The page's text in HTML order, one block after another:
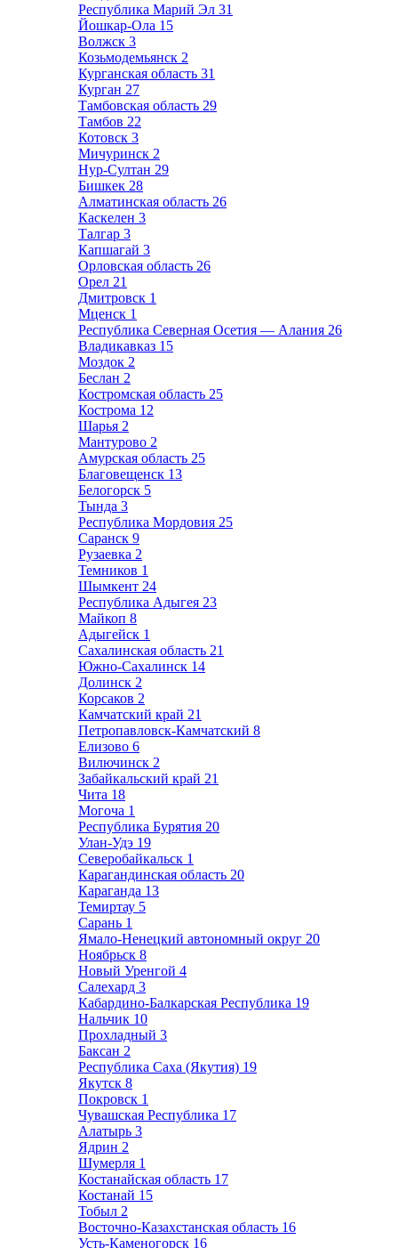
Республика Марий Эл 31
Йошкар-Ола 15
Волжск 3
Козьмодемьянск 2
Курганская область 31
Курган 27
Тамбовская область 29
Тамбов 22
Котовск 3
Мичуринск 2
Нур-Султан 29
Бишкек 28
Алматинская область 26
Каскелен 3
Талгар 3
Капшагай 3
Орловская область 26
Орел 21
Дмитровск 1
Мценск 1
Республика Северная Осетия — Алания 26
Владикавказ 15
Моздок 2
Беслан 2
Костромская область 25
Кострома 12
Шарья 2
Мантурово 2
Амурская область 25
Благовещенск 13
Белогорск 5
Тында 3
Республика Мордовия 25
Саранск 9
Рузаевка 2
Темников 1
Шымкент 24
Республика Адыгея 23
Майкоп 8
Адыгейск 1
Сахалинская область 21
Южно-Сахалинск 14
Долинск 2
Корсаков 2
Камчатский край 21
Петропавловск-Камчатский 8
Елизово 6
Вилючинск 2
Забайкальский край 21
Чита 18
Могоча 1
Республика Бурятия 20
Улан-Удэ 19
Северобайкальск 1
Карагандинская область 20
Караганда 13
Темиртау 5
Сарань 1
Ямало-Ненецкий автономный округ 20
Ноябрьск 8
Новый Уренгой 4
Салехард 3
Кабардино-Балкарская Республика 19
Нальчик 10
Прохладный 3
Баксан 2
Республика Саха (Якутия) 19
Якутск 8
Покровск 1
Чувашская Республика 17
Алатырь 3
Ядрин 2
Шумерля 1
Костанайская область 17
Костанай 15
Тобыл 2
Восточно-Казахстанская область 16
Усть-Каменогорск 16